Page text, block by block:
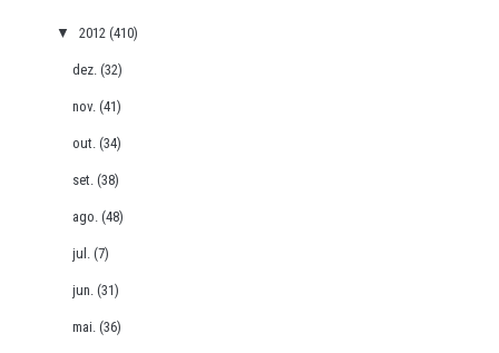
▼ 2012 (410)
dez.(32)
nov.(41)
out.(34)
set.(38)
ago.(48)
jul.(7)
jun.(31)
mai.(36)